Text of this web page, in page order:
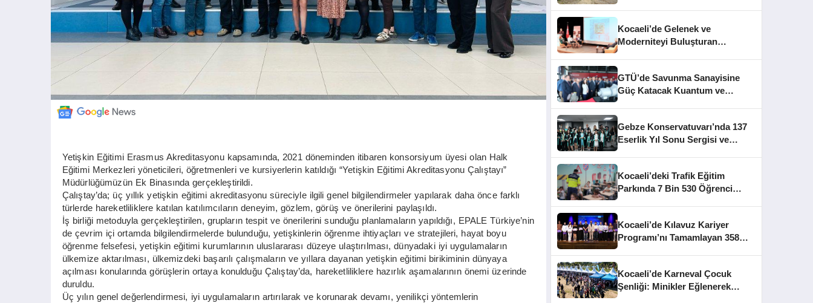
Yetişkin Eğitimi Erasmus Akreditasyonu kapsamında, 2021 döneminden itibaren konsorsiyum üyesi olan Halk
Eğitimi Merkezleri yöneticileri, öğretmenleri ve kursiyerlerin katıldığı “Yetişkin Eğitimi Akreditasyonu Çalıştayı”
Müdürlüğümüzün Ek Binasında gerçekleştirildi.
Çalıştay’da; üç yıllık yetişkin eğitimi akreditasyonu süreciyle ilgili genel bilgilendirmeler yapılarak daha önce farklı
türlerde hareketliliklere katılan katılımcıların deneyim, gözlem, görüş ve önerilerini paylaşıldı.
İş birliği metoduyla gerçekleştirilen, grupların tespit ve önerilerini sunduğu planlamaların yapıldığı, EPALE Türkiye’nin
de çevrim içi ortamda bilgilendirmelerde bulunduğu, yetişkinlerin öğrenme ihtiyaçları ve stratejileri, hayat boyu
öğrenme felsefesi, yetişkin eğitimi kurumlarının uluslararası düzeye ulaştırılması, dünyadaki iyi uygulamaların
ülkemize aktarılması, ülkemizdeki başarılı çalışmaların ve yıllara dayanan yetişkin eğitimi birikiminin dünyaya
açılması konularında görüşlerin ortaya konulduğu Çalıştay’da, hareketliliklere hazırlık aşamalarının önemi üzerinde
duruldu.
Üç yılın genel değerlendirmesi, iyi uygulamaların artırılarak ve korunarak devamı, yenilikçi yöntemlerin
Kocaeli’de Gelenek ve
Moderniteyi Buluşturan
GTÜ’de Savunma Sanayisine
Güç Katacak Kuantum ve
Gebze Konservatuvarı’nda 137
Eserlik Yıl Sonu Sergisi ve
Kocaeli’deki Trafik Eğitim
Parkında 7 Bin 530 Öğrenci
Kocaeli’de Kılavuz Kariyer
Programı’nı Tamamlayan 358
Kocaeli’de Karneval Çocuk
Şenliği: Minikler Eğlenerek